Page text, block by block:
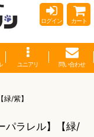
ログイン カート
ユニアリ 問い合わせ
/紫】
パラレル】【緑/